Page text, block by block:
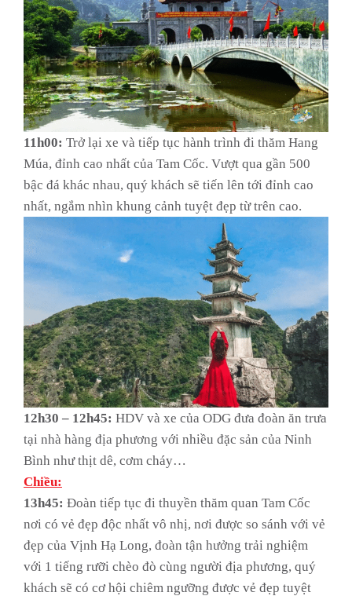
11h00: Trở lại xe và tiếp tục hành trình đi thăm Hang
Múa, đỉnh cao nhất của Tam Cốc. Vượt qua gần 500
bậc đá khác nhau, quý khách sẽ tiến lên tới đỉnh cao
nhất, ngắm nhìn khung cảnh tuyệt đẹp từ trên cao.
12h30 – 12h45: HDV và xe của ODG đưa đoàn ăn trưa
tại nhà hàng địa phương với nhiều đặc sản của Ninh
Bình như thịt dê, cơm cháy…
Chiều:
13h45: Đoàn tiếp tục đi thuyền thăm quan Tam Cốc
nơi có vẻ đẹp độc nhất vô nhị, nơi được so sánh với vẻ
đẹp của Vịnh Hạ Long, đoàn tận hưởng trải nghiệm
với 1 tiếng rưỡi chèo đò cùng người địa phương, quý
khách sẽ có cơ hội chiêm ngưỡng được vẻ đẹp tuyệt